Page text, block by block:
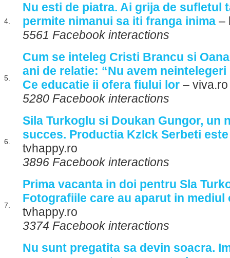
4.
Nu esti de piatra. Ai grija de sufletul
permite nimanui sa iti franga inima –
5561 Facebook interactions
5.
Cum se inteleg Cristi Brancu si
ani de relatie: “Nu avem
Ce educatie ii ofera fiului lor – viva.ro
5280 Facebook interactions
6.
Sila Turkoglu si Doukan Gungor, un
succes. Productia Kzlck Serbeti
tvhappy.ro
3896 Facebook interactions
7.
Prima vacanta in doi pentru Sla
Fotografiile care au aparut in mediul
tvhappy.ro
3374 Facebook interactions
Nu sunt pregatita sa devin soacra.